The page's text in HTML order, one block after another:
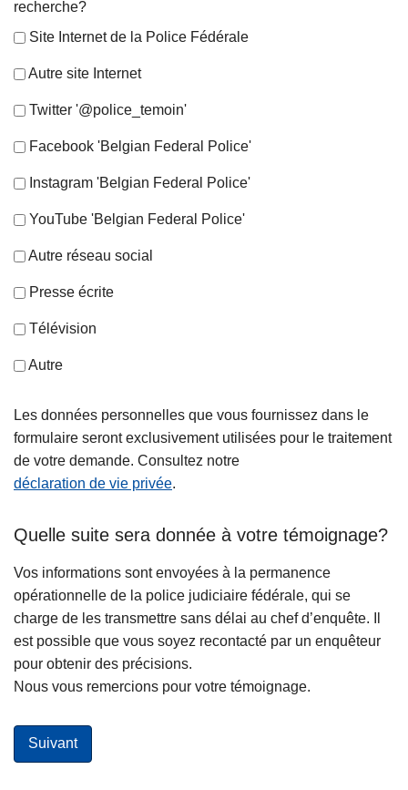
recherche?
Site Internet de la Police Fédérale
Autre site Internet
Twitter '@police_temoin'
Facebook 'Belgian Federal Police'
Instagram 'Belgian Federal Police'
YouTube 'Belgian Federal Police'
Autre réseau social
Presse écrite
Télévision
Autre
Les données personnelles que vous fournissez dans le
formulaire seront exclusivement utilisées pour le traitement
de votre demande. Consultez notre
déclaration de vie privée.
Quelle suite sera donnée à votre témoignage?
Vos informations sont envoyées à la permanence
opérationnelle de la police judiciaire fédérale, qui se
charge de les transmettre sans délai au chef d’enquête. Il
est possible que vous soyez recontacté par un enquêteur
pour obtenir des précisions.
Nous vous remercions pour votre témoignage.